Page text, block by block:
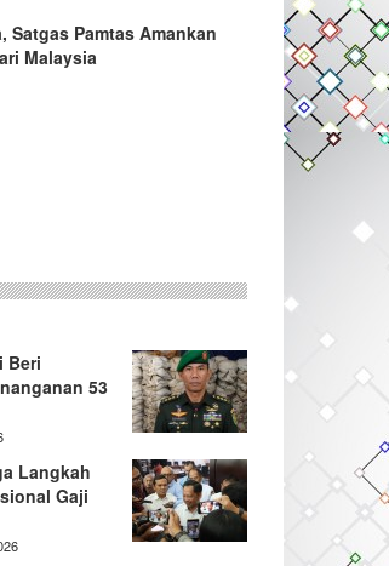
Satgas Pamtas Amankan
Malaysia
Beri
53
Langkah
Gaji